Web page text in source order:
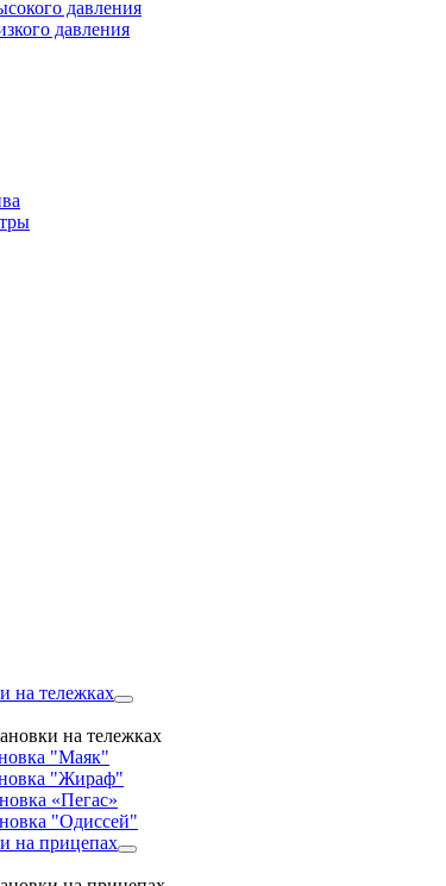
давления
давления
на тележках
на тележках
"Маяк"
"Жираф"
«Пегас»
"Одиссей"
на прицепах